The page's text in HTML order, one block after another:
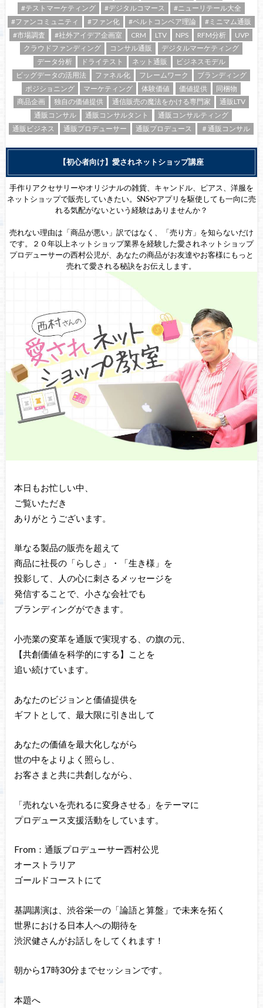
#テストマーケティング
#デジタルコマース
#ニューリテール大全
#ファンコミュニティ
#ファン化 #ベルトコンベア理論
#ミニマム通販
#市場調査
#社外アイデア企画室 CRM LTV NPS RFM分析
UVP
クラウドファンディング
コンサル通販
デジタルマーケティング
データ分析
ドライテスト ネット通販
ビジネスモデル
ビッグデータの活用法
ファネル化 フレームワーク
ブランディング
ポジショニング
マーケティング 体験価値 価値提供
同梱物
商品企画
独自の価値提供 通信販売の魔法をかける専門家
通販LTV
通販コンサル
通販コンサルタント
通販コンサルティング
通販ビジネス
通販プロデューサー 通販プロデュース ＃通販コンサル
【初心者向け】愛されネットショップ講座
手作りアクセサリーやオリジナルの雑貨、キャンドル、ピアス、洋服を
ネットショップで販売していきたい。SNSやアプリを駆使しても一向に売
れる気配がないという経験はありませんか？
売れない理由は「商品が悪い」訳ではなく、「売り方」を知らないだけ
です。２０年以上ネットショップ業界を経験した愛されネットショップ
プロデューサーの西村公児が、あなたの商品がお友達やお客様にもっと
売れて愛される秘訣をお伝えします。
本日もお忙しい中、
ご覧いただき
ありがとうございます。
単なる製品の販売を超えて
商品に社長の「らしさ」・「生き様」を
投影して、人の心に刺さるメッセージを
発信することで、小さな会社でも
ブランディングができます。
小売業の変革を通販で実現する、の旗の元、
【共創価値を科学的にする】ことを
追い続けています。
あなたのビジョンと価値提供を
ギフトとして、最大限に引き出して
あなたの価値を最大化しながら
世の中をよりよく照らし、
お客さまと共に共創しながら、
「売れないを売れるに変身させる」をテーマに
プロデュース支援活動をしています。
From：通販プロデューサー西村公児
オーストラリア
ゴールドコーストにて
基調講演は、渋谷栄一の「論語と算盤」で未来を拓く
世界における日本人への期待を
渋沢健さんがお話しをしてくれます！
朝から17時30分までセッションです。
本題へ